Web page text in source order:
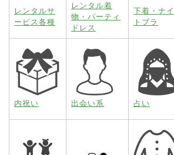
レンタルサ
ービス各種
レンタル着
物・パーティ
ドレス
下着・ナイ
トブラ
内祝い 出会い系 占い